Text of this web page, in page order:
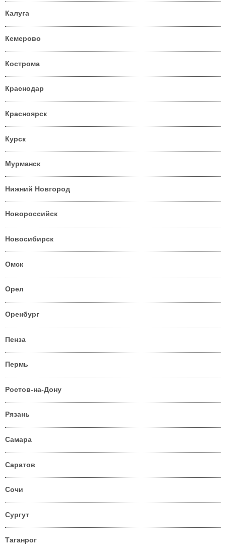
Калуга
Кемерово
Кострома
Краснодар
Красноярск
Курск
Мурманск
Нижний Новгород
Новороссийск
Новосибирск
Омск
Орел
Оренбург
Пенза
Пермь
Ростов-на-Дону
Рязань
Самара
Саратов
Сочи
Сургут
Таганрог